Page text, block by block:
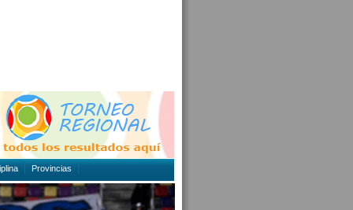
Provincias